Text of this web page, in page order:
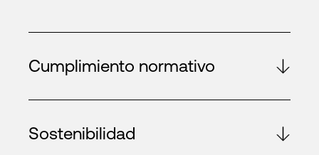
Cumplimiento normativo
Sostenibilidad